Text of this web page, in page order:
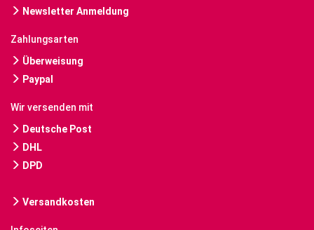
Newsletter Anmeldung
Zahlungsarten
Überweisung
Paypal
Wir versenden mit
Deutsche Post
DHL
DPD
Versandkosten